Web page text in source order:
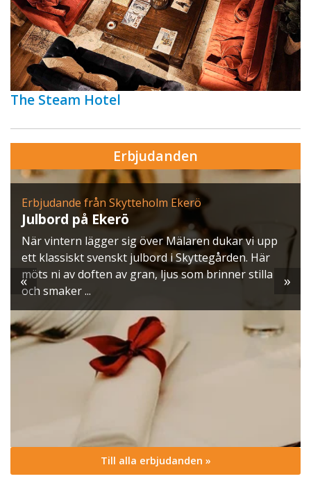
The Steam Hotel
Erbjudanden
Erbjudande från Ulfsunda slott
Konferens med julbord
Ulfsunda Slott bjuder in till en vinterupplevelse där
möten möter magi, och julens smaker får fransk
finess.
« »
Till alla erbjudanden »